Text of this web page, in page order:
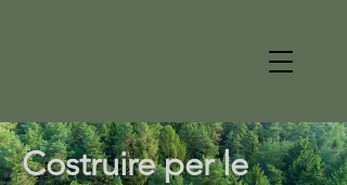
Costruire per le